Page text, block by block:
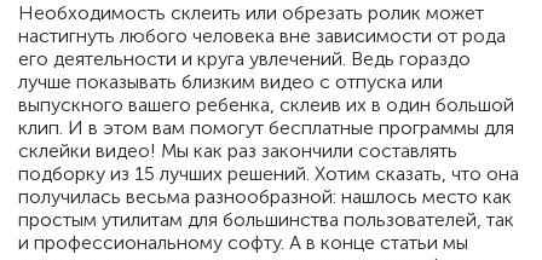
Необходимость склеить или обрезать ролик может
настигнуть любого человека вне зависимости от рода
его деятельности и круга увлечений. Ведь гораздо
лучше показывать близким видео с отпуска или
выпускного вашего ребенка, склеив их в один большой
клип. И в этом вам помогут бесплатные программы для
склейки видео! Мы как раз закончили составлять
подборку из 15 лучших решений. Хотим сказать, что она
получилась весьма разнообразной: нашлось место как
простым утилитам для большинства пользователей, так
и профессиональному софту. А в конце статьи мы